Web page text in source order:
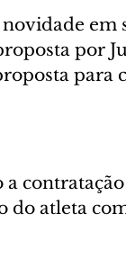
em
por
para
do atleta